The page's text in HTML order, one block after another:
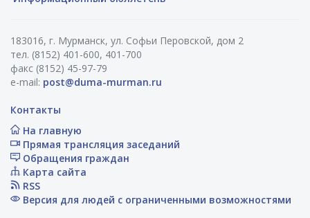
183016, г. Мурманск, ул. Софьи Перовской, дом 2
тел. (8152) 401-600, 401-700
факс (8152) 45-97-79
e-mail: post@duma-murman.ru
Контакты
На главную
Прямая трансляция заседаний
Обращения граждан
Карта сайта
RSS
Версия для людей с ограниченными возможностями